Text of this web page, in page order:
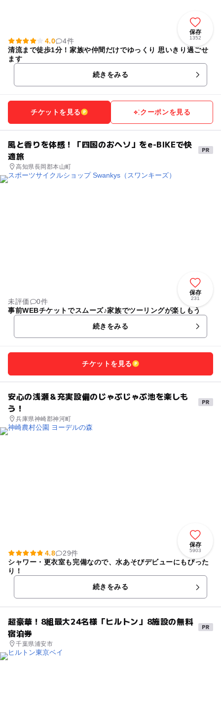
保存
1352
4.0
4件
清流まで徒歩1分！家族や仲間だけでゆっくり 思いきり過ごせ
ます
続きをみる
チケットを見る クーポンを見る
風と香りを体感！「四国のおヘソ」をe-BIKEで快
適旅
高知県長岡郡本山町
保存
231
未評価
0件
事前WEBチケットでスムーズ♪家族でツーリングが楽しもう
続きをみる
チケットを見る
安心の浅瀬＆充実設備のじゃぶじゃぶ池を楽しも
う！
兵庫県神崎郡神河町
保存
5903
4.8
29件
シャワー・更衣室も完備なので、水あそびデビューにもぴった
り！
続きをみる
超豪華！8組最大24名様「ヒルトン」8施設の無料
宿泊券
千葉県浦安市